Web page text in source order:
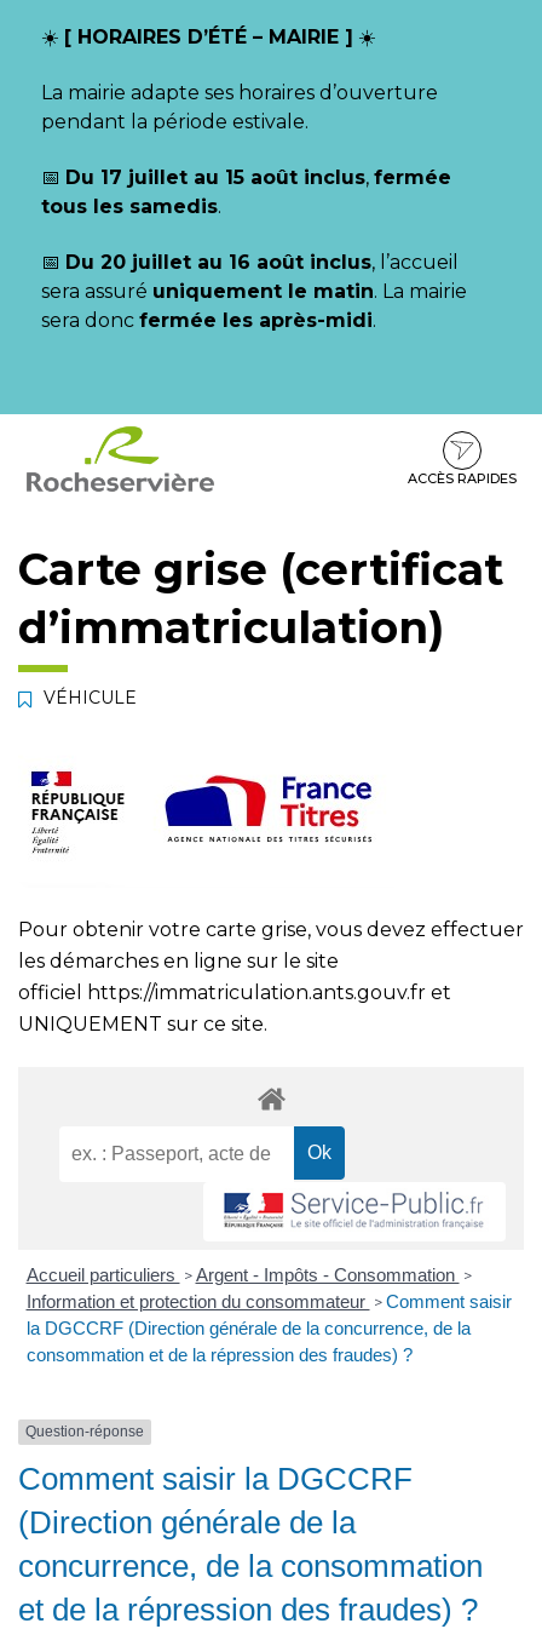
☀️ [ HORAIRES D’ÉTÉ – MAIRIE ] ☀️
La mairie adapte ses horaires d’ouverture
pendant la période estivale.
📅 Du 17 juillet au 15 août inclus, fermée
tous les samedis.
📅 Du 20 juillet au 16 août inclus, l’accueil
sera assuré uniquement le matin. La mairie
sera donc fermée les après-midi.
contenu
pied
ACCÈS RAPIDES
Carte grise (certificat
d’immatriculation)
VÉHICULE
Pour obtenir votre carte grise, vous devez effectuer
les démarches en ligne sur le site
officiel
https://immatriculation.ants.gouv.fr et
UNIQUEMENT sur ce site.
Accueil particuliers > Argent - Impôts - Consommation >
Information et protection du consommateur > Comment saisir
la DGCCRF (Direction générale de la concurrence, de la
consommation et de la répression des fraudes) ?
Question-réponse
Comment saisir la DGCCRF
(Direction générale de la
concurrence, de la consommation
et de la répression des fraudes) ?